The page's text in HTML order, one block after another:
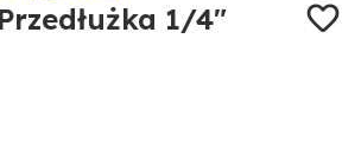
1/4"